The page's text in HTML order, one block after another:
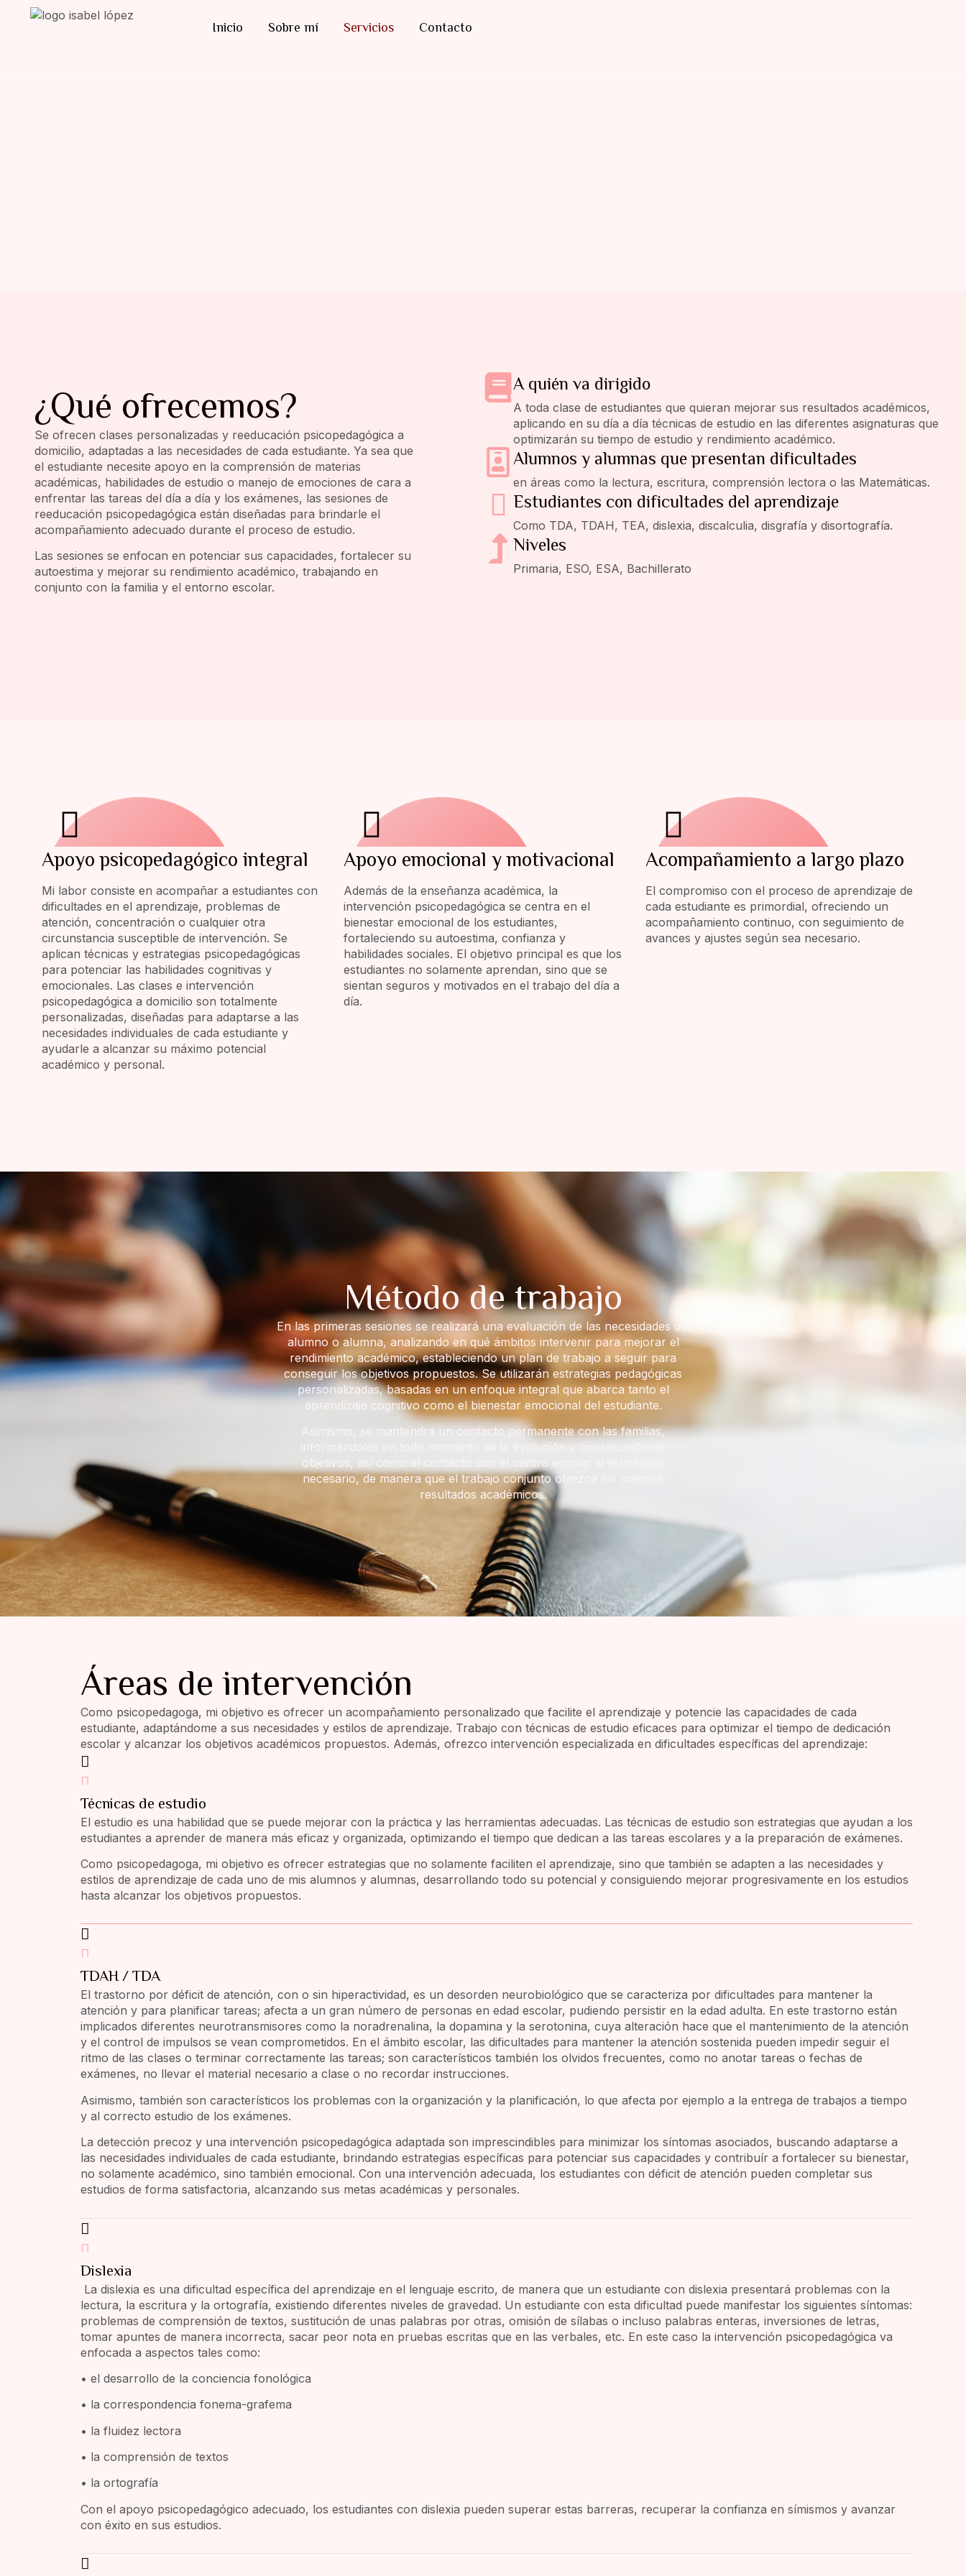
Inicio Sobre mí Servicios Contacto
¿Qué ofrecemos?
Se ofrecen clases personalizadas y reeducación psicopedagógica a
domicilio, adaptadas a las necesidades de cada estudiante. Ya sea que
el estudiante necesite apoyo en la comprensión de materias
académicas, habilidades de estudio o manejo de emociones de cara a
enfrentar las tareas del día a día y los exámenes, las sesiones de
reeducación psicopedagógica están diseñadas para brindarle el
acompañamiento adecuado durante el proceso de estudio.
Las sesiones se enfocan en potenciar sus capacidades, fortalecer su
autoestima y mejorar su rendimiento académico, trabajando en
conjunto con la familia y el entorno escolar.
A quién va dirigido
A toda clase de estudiantes que quieran mejorar sus resultados académicos,
aplicando en su día a día técnicas de estudio en las diferentes asignaturas que
optimizarán su tiempo de estudio y rendimiento académico.
Alumnos y alumnas que presentan dificultades
en áreas como la lectura, escritura, comprensión lectora o las Matemáticas.
Estudiantes con dificultades del aprendizaje
Como TDA, TDAH, TEA, dislexia, discalculia, disgrafía y disortografía.
Niveles
Primaria, ESO, ESA, Bachillerato
Apoyo psicopedagógico integral
Mi labor consiste en acompañar a estudiantes con
dificultades en el aprendizaje, problemas de
atención, concentración o cualquier otra
circunstancia susceptible de intervención. Se
aplican técnicas y estrategias psicopedagógicas
para potenciar las habilidades cognitivas y
emocionales. Las clases e intervención
psicopedagógica a domicilio son totalmente
personalizadas, diseñadas para adaptarse a las
necesidades individuales de cada estudiante y
ayudarle a alcanzar su máximo potencial
académico y personal.
Apoyo emocional y motivacional
Además de la enseñanza académica, la
intervención psicopedagógica se centra en el
bienestar emocional de los estudiantes,
fortaleciendo su autoestima, confianza y
habilidades sociales. El objetivo principal es que los
estudiantes no solamente aprendan, sino que se
sientan seguros y motivados en el trabajo del día a
día.
Acompañamiento a largo plazo
El compromiso con el proceso de aprendizaje de
cada estudiante es primordial, ofreciendo un
acompañamiento continuo, con seguimiento de
avances y ajustes según sea necesario.
Método de trabajo
En las primeras sesiones se realizará una evaluación de las necesidades del
alumno o alumna, analizando en qué ámbitos intervenir para mejorar el
rendimiento académico, estableciendo un plan de trabajo a seguir para
conseguir los objetivos propuestos. Se utilizarán estrategias pedagógicas
personalizadas, basadas en un enfoque integral que abarca tanto el
aprendizaje cognitivo como el bienestar emocional del estudiante.
Asimismo, se mantendrá un contacto permanente con las familias,
informándoles en todo momento de la evolución y consecución de
objetivos, así como el contacto con el centro escolar si esto fuese
necesario, de manera que el trabajo conjunto ofrezca los mejores
resultados académicos.
Áreas de intervención
Como psicopedagoga, mi objetivo es ofrecer un acompañamiento personalizado que facilite el aprendizaje y potencie las capacidades de cada
estudiante, adaptándome a sus necesidades y estilos de aprendizaje. Trabajo con técnicas de estudio eficaces para optimizar el tiempo de dedicación
escolar y alcanzar los objetivos académicos propuestos. Además, ofrezco intervención especializada en dificultades específicas del aprendizaje:
Técnicas de estudio
El estudio es una habilidad que se puede mejorar con la práctica y las herramientas adecuadas. Las técnicas de estudio son estrategias que ayudan a los
estudiantes a aprender de manera más eficaz y organizada, optimizando el tiempo que dedican a las tareas escolares y a la preparación de exámenes.
Como psicopedagoga, mi objetivo es ofrecer estrategias que no solamente faciliten el aprendizaje, sino que también se adapten a las necesidades y
estilos de aprendizaje de cada uno de mis alumnos y alumnas, desarrollando todo su potencial y consiguiendo mejorar progresivamente en los estudios
hasta alcanzar los objetivos propuestos.
TDAH / TDA
El trastorno por déficit de atención, con o sin hiperactividad, es un desorden neurobiológico que se caracteriza por dificultades para mantener la
atención y para planificar tareas; afecta a un gran número de personas en edad escolar, pudiendo persistir en la edad adulta. En este trastorno están
implicados diferentes neurotransmisores como la noradrenalina, la dopamina y la serotonina, cuya alteración hace que el mantenimiento de la atención
y el control de impulsos se vean comprometidos. En el ámbito escolar, las dificultades para mantener la atención sostenida pueden impedir seguir el
ritmo de las clases o terminar correctamente las tareas; son característicos también los olvidos frecuentes, como no anotar tareas o fechas de
exámenes, no llevar el material necesario a clase o no recordar instrucciones.
Asimismo, también son característicos los problemas con la organización y la planificación, lo que afecta por ejemplo a la entrega de trabajos a tiempo
y al correcto estudio de los exámenes.
La detección precoz y una intervención psicopedagógica adaptada son imprescindibles para minimizar los síntomas asociados, buscando adaptarse a
las necesidades individuales de cada estudiante, brindando estrategias específicas para potenciar sus capacidades y contribuír a fortalecer su bienestar,
no solamente académico, sino también emocional. Con una intervención adecuada, los estudiantes con déficit de atención pueden completar sus
estudios de forma satisfactoria, alcanzando sus metas académicas y personales.
Dislexia
La dislexia es una dificultad específica del aprendizaje en el lenguaje escrito, de manera que un estudiante con dislexia presentará problemas con la
lectura, la escritura y la ortografía, existiendo diferentes niveles de gravedad. Un estudiante con esta dificultad puede manifestar los siguientes síntomas:
problemas de comprensión de textos, sustitución de unas palabras por otras, omisión de sílabas o incluso palabras enteras, inversiones de letras,
tomar apuntes de manera incorrecta, sacar peor nota en pruebas escritas que en las verbales, etc. En este caso la intervención psicopedagógica va
enfocada a aspectos tales como:
• el desarrollo de la conciencia fonológica
• la correspondencia fonema-grafema
• la fluidez lectora
• la comprensión de textos
• la ortografía
Con el apoyo psicopedagógico adecuado, los estudiantes con dislexia pueden superar estas barreras, recuperar la confianza en símismos y avanzar
con éxito en sus estudios.